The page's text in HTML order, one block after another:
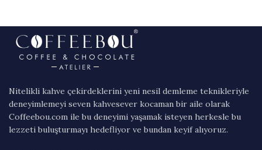
Nitelikli kahve çekirdeklerini yeni nesil demleme teknikleriyle
deneyimlemeyi seven kahvesever kocaman bir aile olarak
Coffeebou.com ile bu deneyimi yaşamak isteyen herkesle bu
lezzeti buluşturmayı hedefliyor ve bundan keyif alıyoruz.